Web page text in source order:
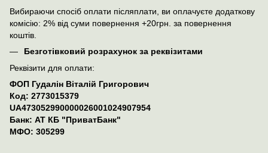
Вибираючи спосіб оплати післяплати, ви оплачуєте додаткову
комісію: 2% від суми повернення +20грн. за повернення
коштів.
Безготівковий розрахунок за реквізитами
Реквізити для оплати:
ФОП Гудалін Віталій Григорович
Код: 2773015379
UA473052990000026001024907954
Банк: АТ КБ "ПриватБанк"
МФО: 305299